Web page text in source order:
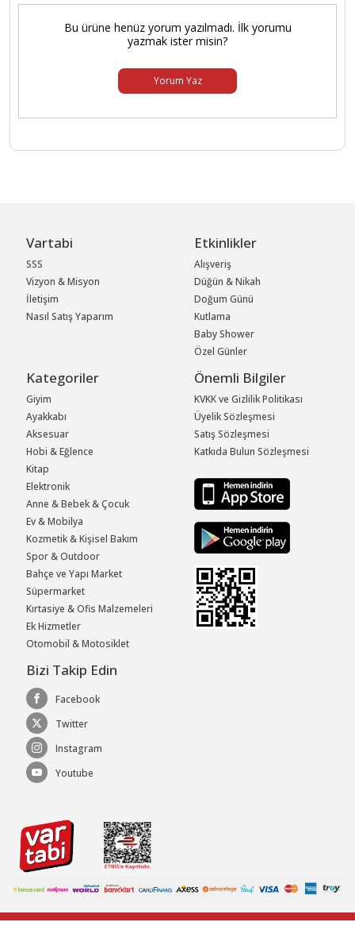
Bu ürüne henüz yorum yazılmadı. İlk yorumu
yazmak ister misin?
Yorum Yaz
Vartabi
SSS
Vizyon & Misyon
İletişim
Nasıl Satış Yaparım
Etkinlikler
Alışveriş
Düğün & Nikah
Doğum Günü
Kutlama
Baby Shower
Özel Günler
Kategoriler
Giyim
Ayakkabı
Aksesuar
Hobi & Eğlence
Kitap
Elektronik
Anne & Bebek & Çocuk
Ev & Mobilya
Kozmetik & Kişisel Bakım
Spor & Outdoor
Bahçe ve Yapı Market
Süpermarket
Kırtasiye & Ofis Malzemeleri
Ek Hizmetler
Otomobil & Motosiklet
Önemli Bilgiler
KVKK ve Gizlilik Politikası
Üyelik Sözleşmesi
Satış Sözleşmesi
Katkıda Bulun Sözleşmesi
Bizi Takip Edin
Facebook
Twitter
Instagram
Youtube